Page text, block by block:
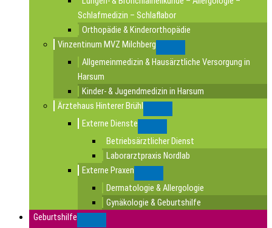
Schlafmedizin – Schlaflabor
Orthopädie & Kinderorthopädie
Vinzentinum MVZ Milchberg
Allgemeinmedizin & Hausärztliche Versorgung in
Harsum
Kinder- & Jugendmedizin in Harsum
Ärztehaus Hinterer Brühl
Externe Dienste
Betriebsärztlicher Dienst
Laborarztpraxis Nordlab
Externe Praxen
Dermatologie & Allergologie
Gynäkologie & Geburtshilfe
Geburtshilfe